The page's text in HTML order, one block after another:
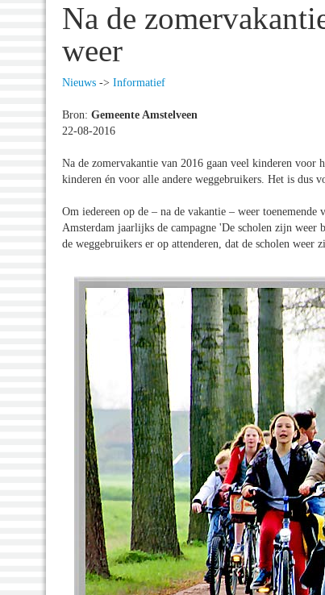
Na de
weer
Nieuws -> Informatief
Bron: Gemeente Amstelveen
22-08-2016
Na de zomervakantie van 2016 gaan veel kinderen voor
kinderen én voor alle andere weggebruikers. Het is dus
Om iedereen op de – na de vakantie – weer
Amsterdam jaarlijks de campagne 'De scholen zijn weer
de weggebruikers er op attenderen, dat de scholen weer